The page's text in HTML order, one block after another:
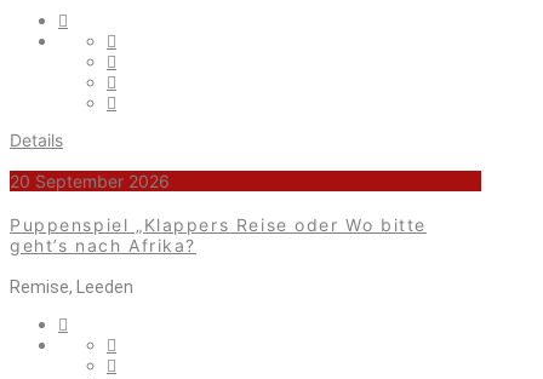
Details
20 September 2026
Puppenspiel „Klappers Reise oder Wo bitte
geht’s nach Afrika?
Remise, Leeden